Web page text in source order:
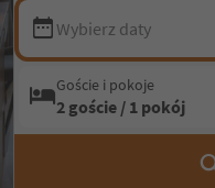
Wybierz daty
Goście i pokoje
2 goście / 1 pokój